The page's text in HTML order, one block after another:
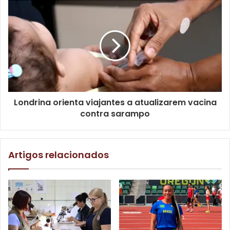
Foto: Divulgação / SMPM
Dentro da programação do Mês das Mães, o curso traz
Londrina orienta viajantes a atualizarem vacina
contra sarampo
Artigos relacionados